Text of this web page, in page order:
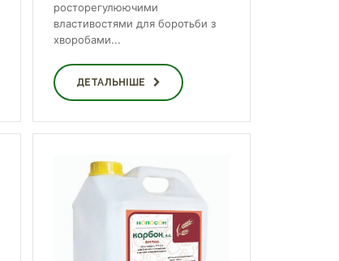
росторегулюючими
властивостями для боротьби з
хворобами...
ДЕТАЛЬНІШЕ